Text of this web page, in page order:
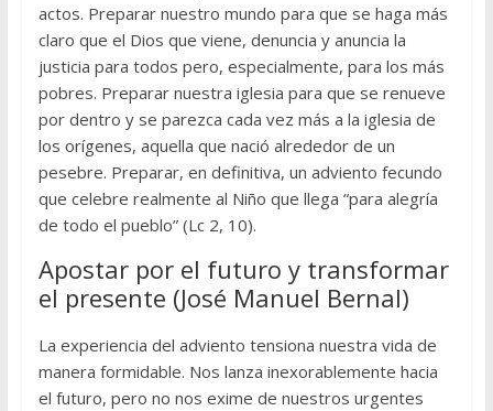
actos. Preparar nuestro mundo para que se haga más
claro que el Dios que viene, denuncia y anuncia la
justicia para todos pero, especialmente, para los más
pobres. Preparar nuestra iglesia para que se renueve
por dentro y se parezca cada vez más a la iglesia de
los orígenes, aquella que nació alrededor de un
pesebre. Preparar, en definitiva, un adviento fecundo
que celebre realmente al Niño que llega “para alegría
de todo el pueblo” (Lc 2, 10).
Apostar por el futuro y transformar
el presente (José Manuel Bernal)
La experiencia del adviento tensiona nuestra vida de
manera formidable. Nos lanza inexorablemente hacia
el futuro, pero no nos exime de nuestros urgentes